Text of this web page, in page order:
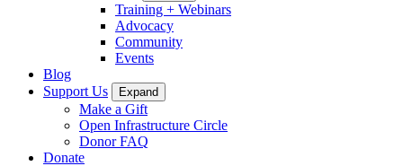
Training + Webinars
Advocacy
Community
Events
Blog
Support Us
Expand
Make a Gift
Open Infrastructure Circle
Donor FAQ
Donate